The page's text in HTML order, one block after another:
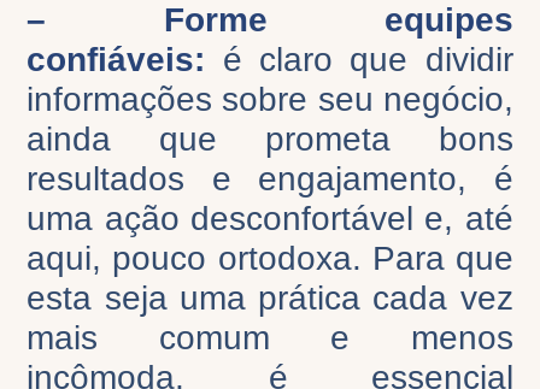
– Forme equipes
confiáveis: é claro que dividir
informações sobre seu negócio,
ainda que prometa bons
resultados e engajamento, é
uma ação desconfortável e, até
aqui, pouco ortodoxa. Para que
esta seja uma prática cada vez
mais comum e menos
incômoda, é essencial